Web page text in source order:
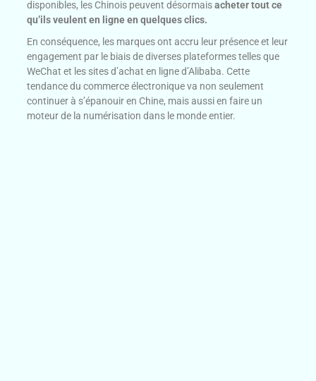
disponibles, les Chinois peuvent désormaisacheter tout ce
qu’ils veulent en ligne en quelques clics.
En conséquence, les marques ont accru leur présence et leur
engagement par le biais de diverses plateformes telles que
WeChat et les sites d’achat en ligne d’Alibaba. Cette
tendance du commerce électronique va non seulement
continuer à s’épanouir en Chine, mais aussi en faire un
moteur de la numérisation dans le monde entier.